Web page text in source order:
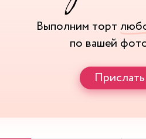
Выполним торт
по вашей